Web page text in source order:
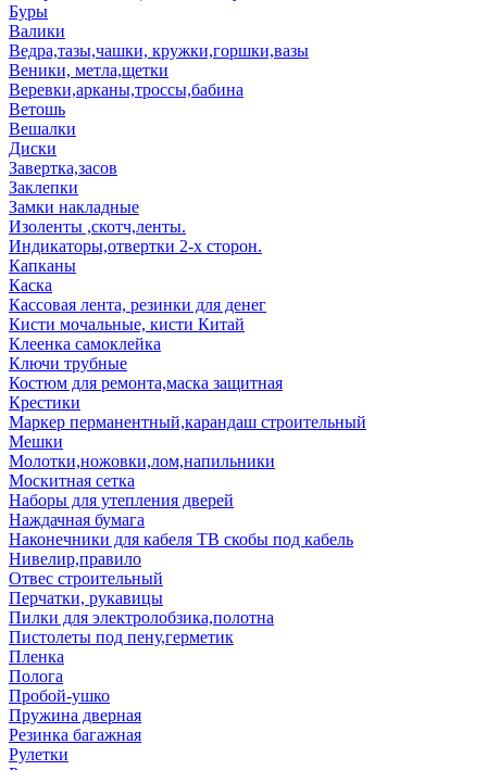
Буры
Валики
Ведра,тазы,чашки, кружки,горшки,вазы
Веники, метла,щетки
Веревки,арканы,троссы,бабина
Ветошь
Вешалки
Диски
Завертка,засов
Заклепки
Замки накладные
Изоленты ,скотч,ленты.
Индикаторы,отвертки 2-х сторон.
Капканы
Каска
Кассовая лента, резинки для денег
Кисти мочальные, кисти Китай
Клеенка самоклейка
Ключи трубные
Костюм для ремонта,маска защитная
Крестики
Маркер перманентный,карандаш строительный
Мешки
Молотки,ножовки,лом,напильники
Москитная сетка
Наборы для утепления дверей
Наждачная бумага
Наконечники для кабеля ТВ скобы под кабель
Нивелир,правило
Отвес строительный
Перчатки, рукавицы
Пилки для электролобзика,полотна
Пистолеты под пену,герметик
Пленка
Полога
Пробой-ушко
Пружина дверная
Резинка багажная
Рулетки